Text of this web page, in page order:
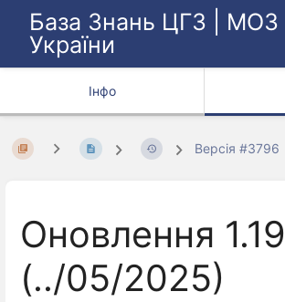
База Знань ЦГЗ | МОЗ
України
Інфо
Версія #3796
Оновлення 1.19
(../05/2025)